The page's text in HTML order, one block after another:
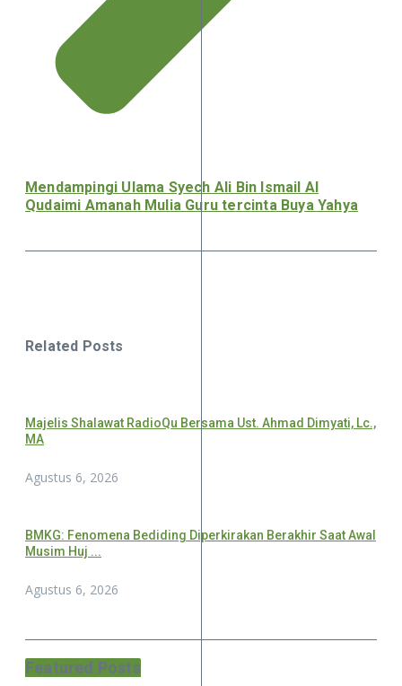
Mendampingi Ulama Syech Ali Bin Ismail Al
Qudaimi Amanah Mulia Guru tercinta Buya Yahya
Related Posts
Majelis Shalawat RadioQu Bersama Ust. Ahmad Dimyati, Lc.,
MA
Agustus 6, 2026
BMKG: Fenomena Bediding Diperkirakan Berakhir Saat Awal
Musim Huj ...
Agustus 6, 2026
Featured Posts